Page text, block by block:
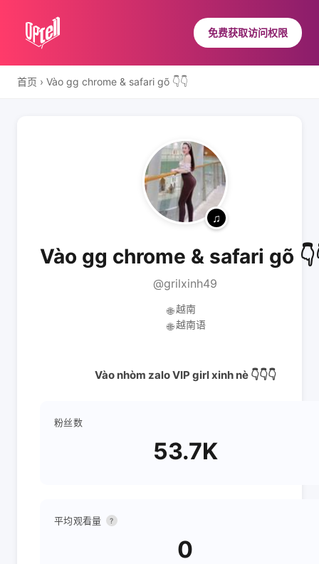
免费获取访问权限
首页 › Vào gg chrome & safari gõ 👇👇
Vào gg chrome & safari gõ
@grilxinh49
🌐 越南
🌐 越南语
Vào nhòm zalo VIP girl xinh nè 👇👇👇
粉丝数
53.7K
平均观看量 ?
0